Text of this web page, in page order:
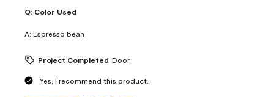
Q: Color Used
A: Espresso bean
Project Completed Door
Yes, I recommend this product.